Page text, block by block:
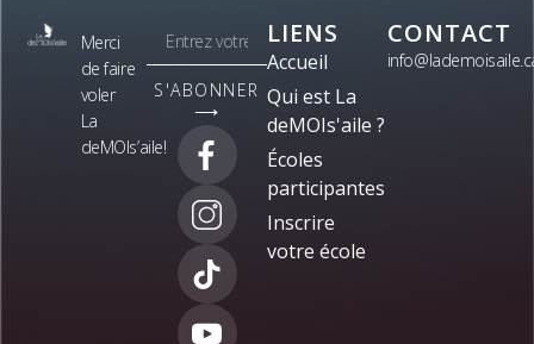
Merci
de faire
voler
La
deMOIs’aile!
S'ABONNER
⟶
LIENS
Accueil
Qui est La
deMOIs'aile ?
Écoles
participantes
Inscrire
votre école
CONTACT